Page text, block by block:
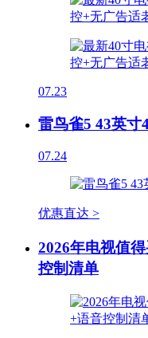
07.23
雷鸟雀5 43英寸
07.24
优惠直达 >
2026年电视值
控制清单